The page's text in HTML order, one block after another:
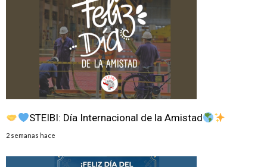
STEIBI: Día Internacional de la Amistad
2 semanas hace